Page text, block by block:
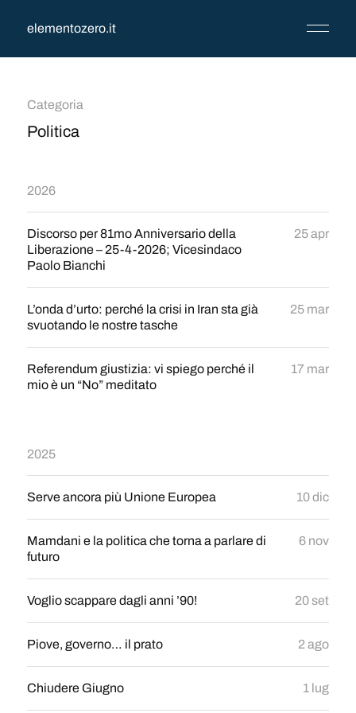
elementozero.it
Categoria
Politica
2026
Discorso per 81mo Anniversario della
Liberazione – 25-4-2026; Vicesindaco
Paolo Bianchi
25 apr
L’onda d’urto: perché la crisi in Iran sta già
svuotando le nostre tasche
25 mar
Referendum giustizia: vi spiego perché il
mio è un “No” meditato
17 mar
2025
Serve ancora più Unione Europea 10 dic
Mamdani e la politica che torna a parlare di
futuro
6 nov
Voglio scappare dagli anni ’90! 20 set
Piove, governo… il prato 2 ago
Chiudere Giugno 1 lug